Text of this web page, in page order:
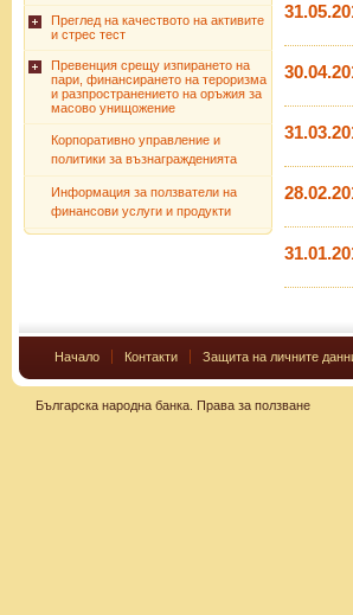
Преглед на качеството на активите
и стрес тест
Превенция срещу изпирането на
пари, финансирането на тероризма
и разпространението на оръжия за
масово унищожение
Корпоративно управление и
политики за възнагражденията
Информация за ползватели на
финансови услуги и продукти
Начало Контакти Защита на личните
Българска народна банка. Права за ползване